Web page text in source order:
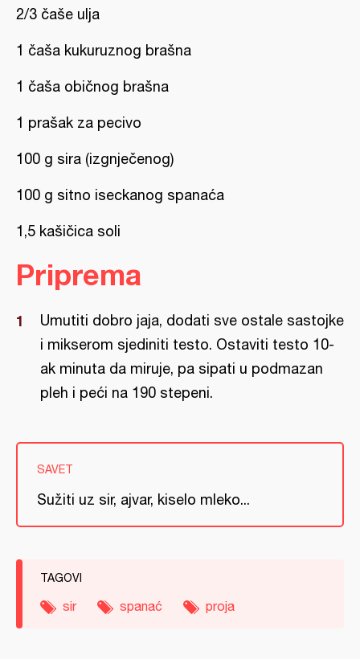
2/3 čaše ulja
1 čaša kukuruznog brašna
1 čaša običnog brašna
1 prašak za pecivo
100 g sira (izgnječenog)
100 g sitno iseckanog spanaća
1,5 kašičica soli
Priprema
Umutiti dobro jaja, dodati sve ostale sastojke
i mikserom sjediniti testo. Ostaviti testo 10-
ak minuta da miruje, pa sipati u podmazan
pleh i peći na 190 stepeni.
SAVET
Sužiti uz sir, ajvar, kiselo mleko...
TAGOVI
sir spanać proja